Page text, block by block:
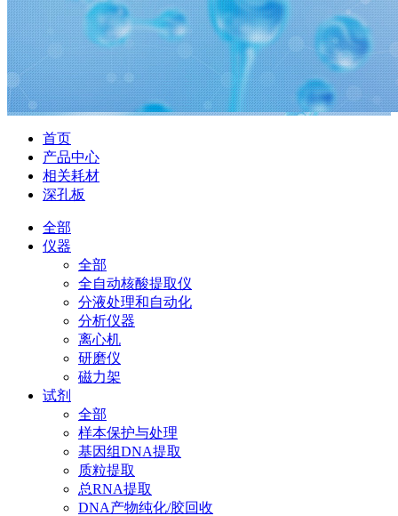
首页
产品中心
相关耗材
深孔板
全部
仪器
全部
全自动核酸提取仪
分液处理和自动化
分析仪器
离心机
研磨仪
磁力架
试剂
全部
样本保护与处理
基因组DNA提取
质粒提取
总RNA提取
DNA产物纯化/胶回收